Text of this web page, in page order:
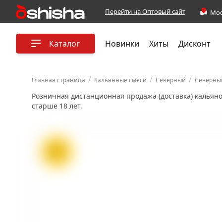
Перейти на Оптовый сайт
Каталог Новинки Хиты Дисконт
Главная страница / Кальянные смеси / Северный /
Розничная дистанционная продажа (доставка)
старше 18 лет.